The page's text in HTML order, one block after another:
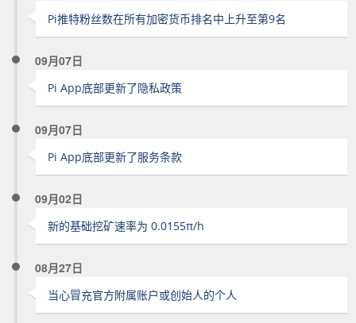
Pi推特粉丝数在所有加密货币排名中上升至第9名
09月07日
Pi App底部更新了隐私政策
09月07日
Pi App底部更新了服务条款
09月02日
新的基础挖矿速率为 0.0155π/h
08月27日
当心冒充官方附属账户或创始人的个人